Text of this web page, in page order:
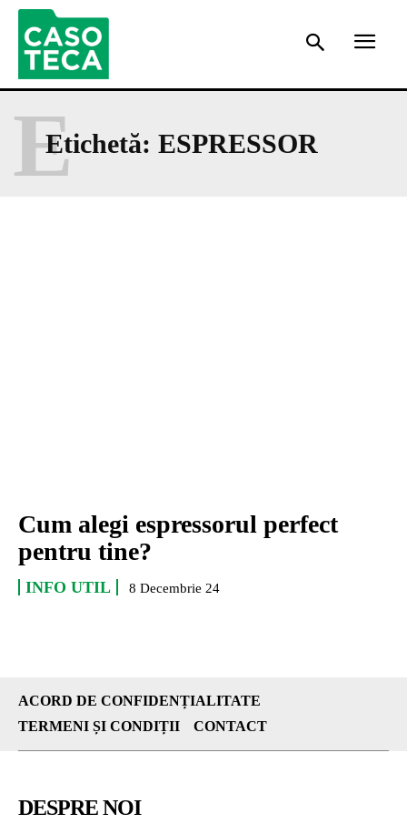
Etichetă: ESPRESSOR
E
Cum alegi espressorul perfect
pentru tine?
INFO UTIL 8 Decembrie 24
ACORD DE CONFIDENȚIALITATE
TERMENI ȘI CONDIȚII
CONTACT
DESPRE NOI